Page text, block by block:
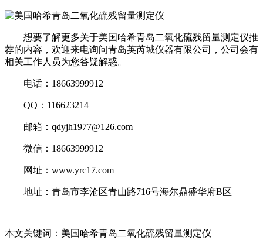
想要了解更多关于美国哈希青岛二氧化硫残留量测定仪推
荐的内容，欢迎来电询问青岛英芮城仪器有限公司，公司会有
相关工作人员为您答疑解惑。
电话：18663999912
QQ：116623214
邮箱：qdyjh1977@126.com
微信：18663999912
网址：www.yrc17.com
地址：青岛市李沧区青山路716号海尔鼎盛华府B区
本文关键词：美国哈希青岛二氧化硫残留量测定仪